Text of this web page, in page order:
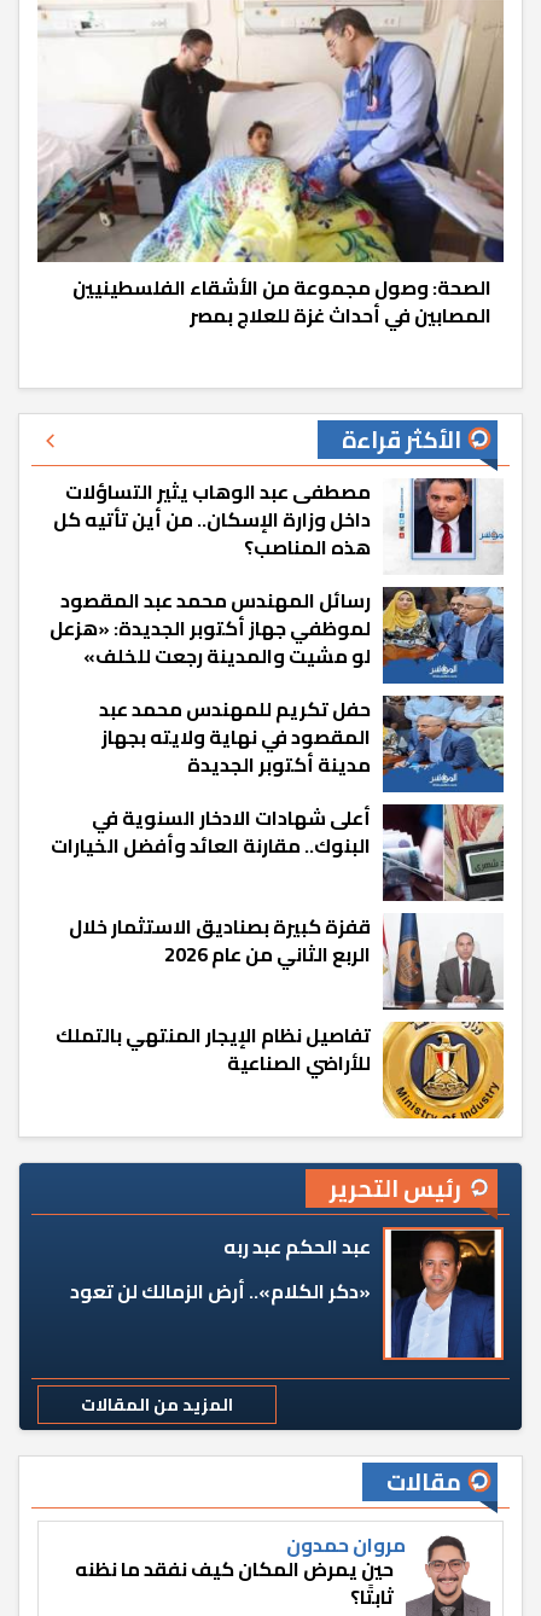
الصحة: وصول مجموعة من الأشقاء الفلسطينيين
المصابين في أحداث غزة للعلاج بمصر
الأكثر قراءة
مصطفى عبد الوهاب يثير التساؤلات
داخل وزارة الإسكان.. من أين تأتيه كل
هذه المناصب؟
رسائل المهندس محمد عبد المقصود
لموظفي جهاز أكتوبر الجديدة: «هزعل
لو مشيت والمدينة رجعت للخلف»
حفل تكريم للمهندس محمد عبد
المقصود في نهاية ولايته بجهاز
مدينة أكتوبر الجديدة
أعلى شهادات الادخار السنوية في
البنوك.. مقارنة العائد وأفضل الخيارات
قفزة كبيرة بصناديق الاستثمار خلال
الربع الثاني من عام 2026
تفاصيل نظام الإيجار المنتهي بالتملك
للأراضي الصناعية
رئيس التحرير
عبد الحكم عبد ربه
«دكر الكلام».. أرض الزمالك لن تعود
المزيد من المقالات
مقالات
مروان حمدون
حين يمرض المكان كيف نفقد ما نظنه
ثابتًا؟